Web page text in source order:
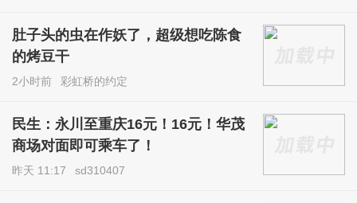
肚子头的虫在作妖了，超级想吃陈食
的烤豆干
2小时前 彩虹桥的约定
民生：永川至重庆16元！16元！华茂
商场对面即可乘车了！
昨天 11:17 sd310407